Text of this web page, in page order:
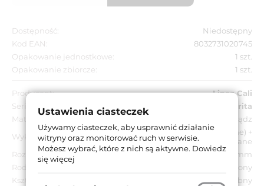
Dostępność:
Niedostępny
Kod EAN:
8032731020745
Opakowanie jednostkowe:
1 szt.
Opakowanie zbiorcze:
1 szt.
Producent:
Linea Cali
Seria:
Margherita
Materiał:
Mosiądz
Wykończenie:
OB - brązowione matowe (ciemne) +
przecierane lakierowane
Rozstaw:
240 mm
Rodzaj uchwytu:
Odsadzony
Kształt uchwytu:
Ozdobny
Ustawienia ciasteczek
Używamy ciasteczek, aby usprawnić działanie
witryny oraz monitorować ruch w serwisie.
Możesz wybrać, które z nich są aktywne. Dowiedz
się więcej